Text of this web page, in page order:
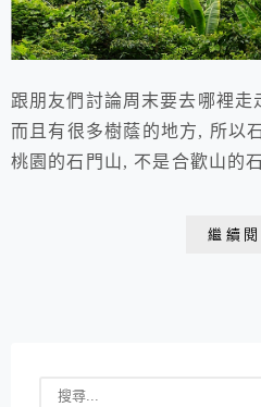
跟朋友們討論周末要去哪裡
而且有很多樹蔭的地方, 所以
桃園的石門山, 不是合歡山的
繼續